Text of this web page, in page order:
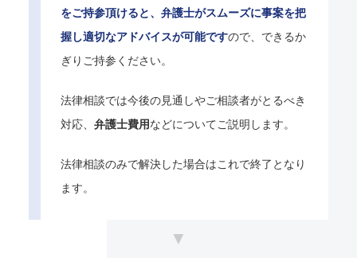
をご持参頂けると、弁護士がスムーズに事案を把
握し適切なアドバイスが可能ですので、できるか
ぎりご持参ください。
法律相談では今後の見通しやご相談者がとるべき
対応、 弁護士費用などについてご説明します。
法律相談のみで解決した場合はこれで終了となり
ます。